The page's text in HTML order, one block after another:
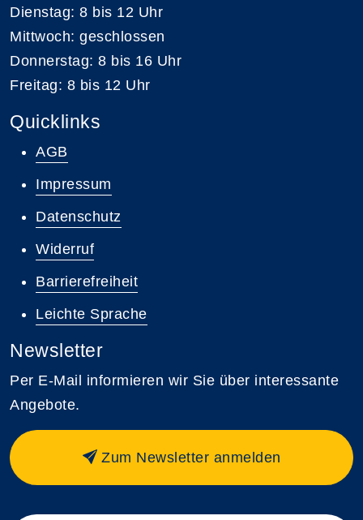
Dienstag: 8 bis 12 Uhr
Mittwoch: geschlossen
Donnerstag: 8 bis 16 Uhr
Freitag: 8 bis 12 Uhr
Quicklinks
AGB
Impressum
Datenschutz
Widerruf
Barrierefreiheit
Leichte Sprache
Newsletter
Per E-Mail informieren wir Sie über interessante
Angebote.
Zum Newsletter anmelden